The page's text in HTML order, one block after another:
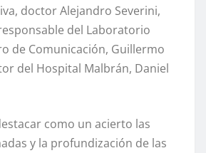
doctor Alejandro Severini,
del Laboratorio
de Comunicación, Guillermo
del Hospital Malbrán, Daniel
como un acierto las
y la profundización de las